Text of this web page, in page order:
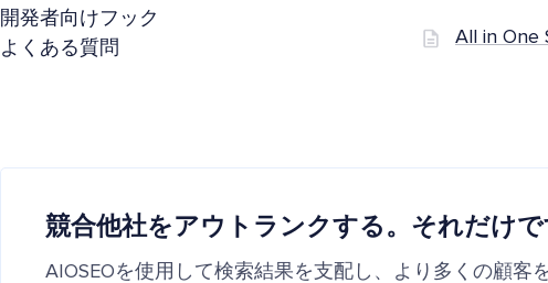
All in One
開発者向けフック
よくある質問
競合他社をアウトランクする。それだけで
AIOSEOを使用して検索結果を支配し、より多くの顧客